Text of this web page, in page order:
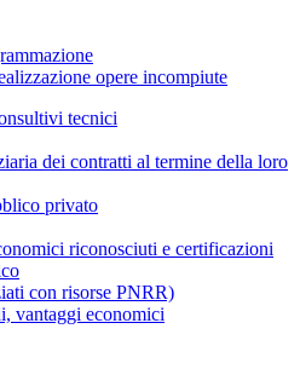
opere incompiute
tecnici
dei contratti al termine della loro
privato
riconosciuti e certificazioni
con risorse PNRR)
vantaggi economici